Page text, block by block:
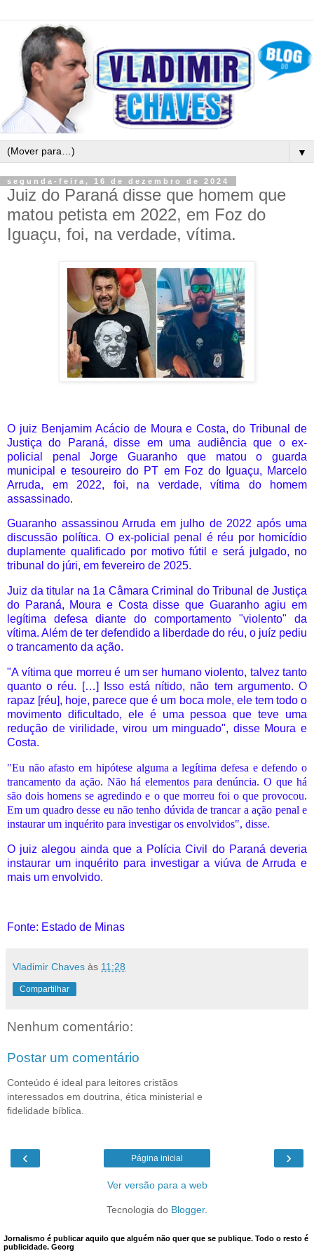
▼
segunda-feira, 16 de dezembro de 2024
Juiz do Paraná disse que homem que
matou petista em 2022, em Foz do
Iguaçu, foi, na verdade, vítima.
O juiz Benjamim Acácio de Moura e Costa, do Tribunal de
Justiça do Paraná, disse em uma audiência que o ex-
policial penal Jorge Guaranho que matou o guarda
municipal e tesoureiro do PT em Foz do Iguaçu, Marcelo
Arruda, em 2022, foi, na verdade, vítima do homem
assassinado.
Guaranho assassinou Arruda em julho de 2022 após uma
discussão política. O ex-policial penal é réu por homicídio
duplamente qualificado por motivo fútil e será julgado, no
tribunal do júri, em fevereiro de 2025.
Juiz da titular na 1a Câmara Criminal do Tribunal de Justiça
do Paraná, Moura e Costa disse que Guaranho agiu em
legítima defesa diante do comportamento "violento" da
vítima. Além de ter defendido a liberdade do réu, o juíz pediu
o trancamento da ação.
"A vítima que morreu é um ser humano violento, talvez tanto
quanto o réu. […] Isso está nítido, não tem argumento. O
rapaz [réu], hoje, parece que é um boca mole, ele tem todo o
movimento dificultado, ele é uma pessoa que teve uma
redução de virilidade, virou um minguado", disse Moura e
Costa.
"Eu não afasto em hipótese alguma a legítima defesa e defendo o
trancamento da ação. Não há elementos para denúncia. O que há
são dois homens se agredindo e o que morreu foi o que provocou.
Em um quadro desse eu não tenho dúvida de trancar a ação penal e
instaurar um inquérito para investigar os envolvidos", disse.
O juiz alegou ainda que a Polícia Civil do Paraná deveria
instaurar um inquérito para investigar a viúva de Arruda e
mais um envolvido.
Fonte: Estado de Minas
Vladimir Chaves às 11:28
Compartilhar
Nenhum comentário:
Postar um comentário
Conteúdo é ideal para leitores cristãos
interessados em doutrina, ética ministerial e
fidelidade bíblica.
‹ ›
Página inicial
Ver versão para a web
Tecnologia do Blogger.
Jornalismo é publicar aquilo que alguém não quer que se publique. Todo o resto é
publicidade. Georg